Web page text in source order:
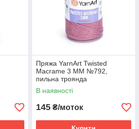
Пряжа YarnArt Twisted
Macrame 3 MM №792,
пильна троянда
В наявності
145 ₴/моток